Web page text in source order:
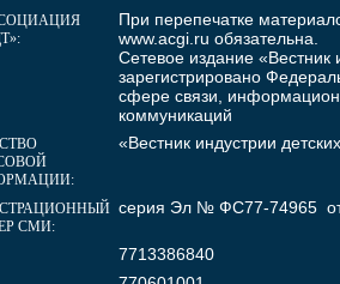
При перепечатке
www.acgi.ru обязательна.
Сетевое издание «Вестник
зарегистрировано
сфере связи,
коммуникаций
«Вестник индустрии
СМИ:
серия Эл № ФС77-74965 от
7713386840